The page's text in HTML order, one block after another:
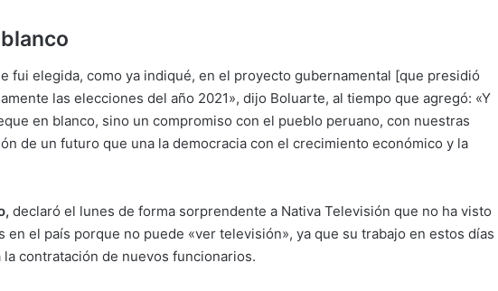
fui elegida, como ya indiqué, en el proyecto gubernamental [que presidió
las elecciones del año 2021», dijo Boluarte, al tiempo que agregó: «Y
en blanco, sino un compromiso con el pueblo peruano, con nuestras
de un futuro que una la democracia con el crecimiento económico y la
declaró el lunes de forma sorprendente a Nativa Televisión que no ha visto
en el país porque no puede «ver televisión», ya que su trabajo en estos días
contratación de nuevos funcionarios.